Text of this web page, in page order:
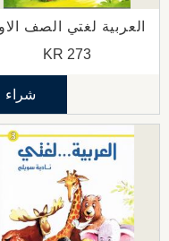
العربية لغتي الصف
273
شراء